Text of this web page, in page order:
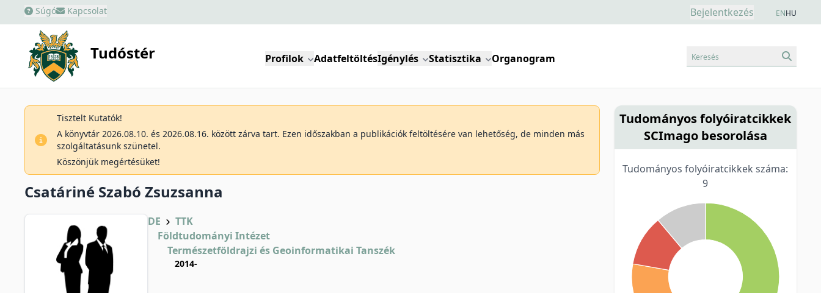
Súgó Kapcsolat Bejelentkezés ENHU
Tudóstér Profilok AdatfeltöltésIgénylés Statisztika Organogram Keresés
Tisztelt Kutatók!
A könyvtár 2026.08.10. és 2026.08.16. között zárva tart. Ezen időszakban a publikációk feltöltésére van lehetőség, de minden más
szolgáltatásunk szünetel.
Köszönjük megértésüket!
Csatáriné Szabó Zsuzsanna
DE
TTK
Földtudományi Intézet
Természetföldrajzi és Geoinformatikai Tanszék
2014-
Tudományos folyóiratcikkek
SCImago besorolása
Tudományos folyóiratcikkek száma:
9